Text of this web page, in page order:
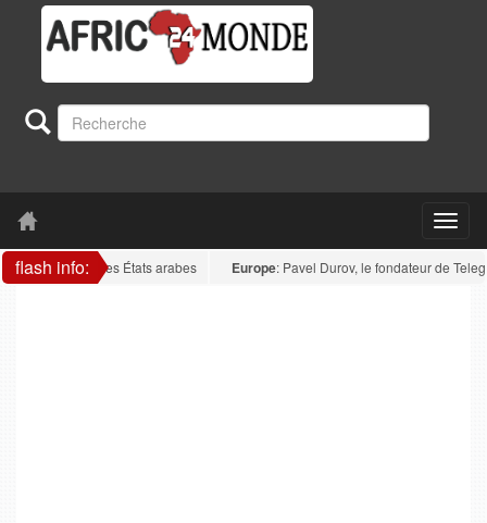
flash info:
contre les États arabes Europe: Pavel Durov, le fondateur de